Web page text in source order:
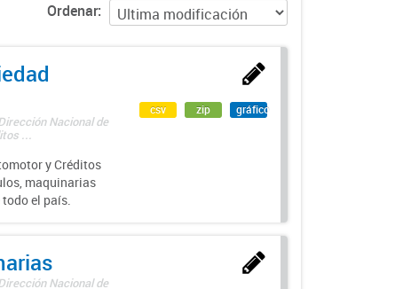
Ordenar
Nacional de
...
y Créditos
maquinarias
el país.
csv zip gráfico
Nacional de